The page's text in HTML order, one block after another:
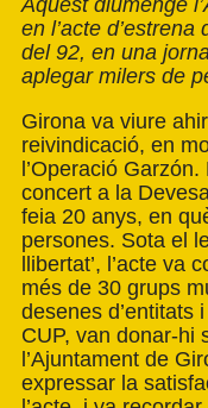
Aquest diumenge
en l’acte
del 92, en una
aplegar milers de
Girona va viure
reivindicació, en
l’Operació
concert a la
feia 20 anys, en
persones. Sota el
llibertat’, l’acte
més de 30 grups
desenes d’entitats
CUP, van donar-hi
l’Ajuntament de
expressar la